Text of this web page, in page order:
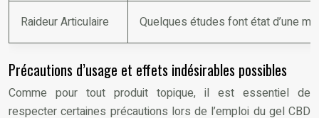
Raideur Articulaire Quelques études font état d’une
Précautions d’usage et effets indésirables possibles
Comme pour tout produit topique, il est essentiel de
respecter certaines précautions lors de l’emploi du gel CBD